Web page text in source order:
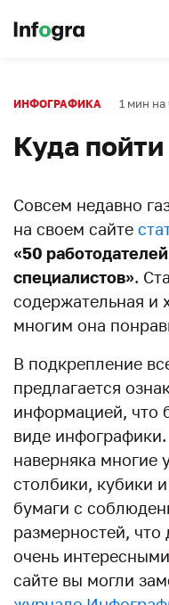
ИНФОГРАФИКА 1 мин на
Куда
Совсем недавно
на своем сайте
«50
специалистов».
содержательная и
многим она
В подкрепление
предлагается
информацией, что
виде
наверняка многие
столбики, кубики
бумаги с
размерностей,
очень
сайте вы могли